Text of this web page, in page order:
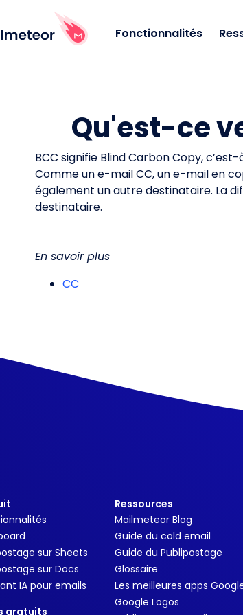
Fonctionnalités
Qu'est-ce
BCC signifie Blind Carbon Copy,
Comme un e-mail CC, un e-mail en
également un autre destinataire. La
destinataire.
En savoir plus
CC
sur Sheets
sur Docs
IA pour emails
gratuits
Ressources
Mailmeteor Blog
Guide du cold email
Guide du Publipostage
Glossaire
Les meilleures apps
Google Logos